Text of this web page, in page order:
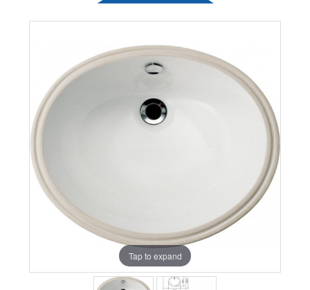
Tap to expand
Tap to expand